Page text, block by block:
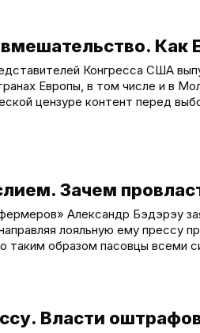
Как
Конгресса США
Европы, в том числе и в
цензуре контент перед
Зачем
Александр Бэдэрэу
лояльную ему прессу
таким образом пасовцы всеми
Власти